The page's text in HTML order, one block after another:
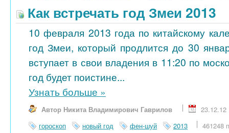
Как встречать год Змеи 2013
10 февраля 2013 года по китайскому
год Змеи, который продлится до 30
вступает в свои владения в 11:20 по
год будет поистине...
Узнать больше »
Автор Никита Владимирович Гаврилов
23.12.12
гороскоп
новый год фен-шуй 2013 461248